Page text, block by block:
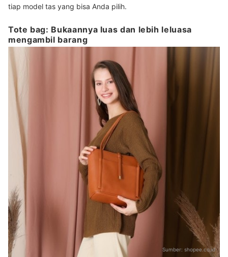
tiap model tas yang bisa Anda pilih.
Tote bag: Bukaannya luas dan lebih leluasa
mengambil barang
Sumber: shopee.co.id